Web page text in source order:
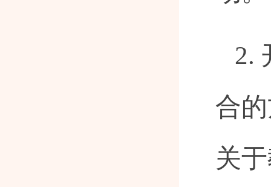
2.
合
关